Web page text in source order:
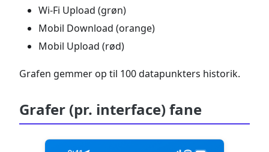
Wi-Fi Upload (grøn)
Mobil Download (orange)
Mobil Upload (rød)
Grafen gemmer op til 100 datapunkters historik.
Grafer (pr. interface) fane